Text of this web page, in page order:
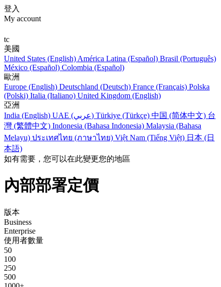
登入
My account
tc
美國
United States (English) América Latina (Español) Brasil (Português)
México (Español) Colombia (Español)
歐洲
Europe (English) Deutschland (Deutsch) France (Français) Polska
(Polski) Italia (Italiano) United Kingdom (English)
亞洲
India (English)
UAE (عربي) Türkiye (Türkçe) 中国 (简体中文) 台
灣 (繁體中文) Indonesia (Bahasa Indonesia) Malaysia (Bahasa
Melayu) ประเทศไทย (ภาษาไทย) Việt Nam (Tiếng Việt) 日本 (日
本語)
如有需要，您可以在此變更您的地區
內部部署定價
版本
Business
Enterprise
使用者數量
50
100
250
500